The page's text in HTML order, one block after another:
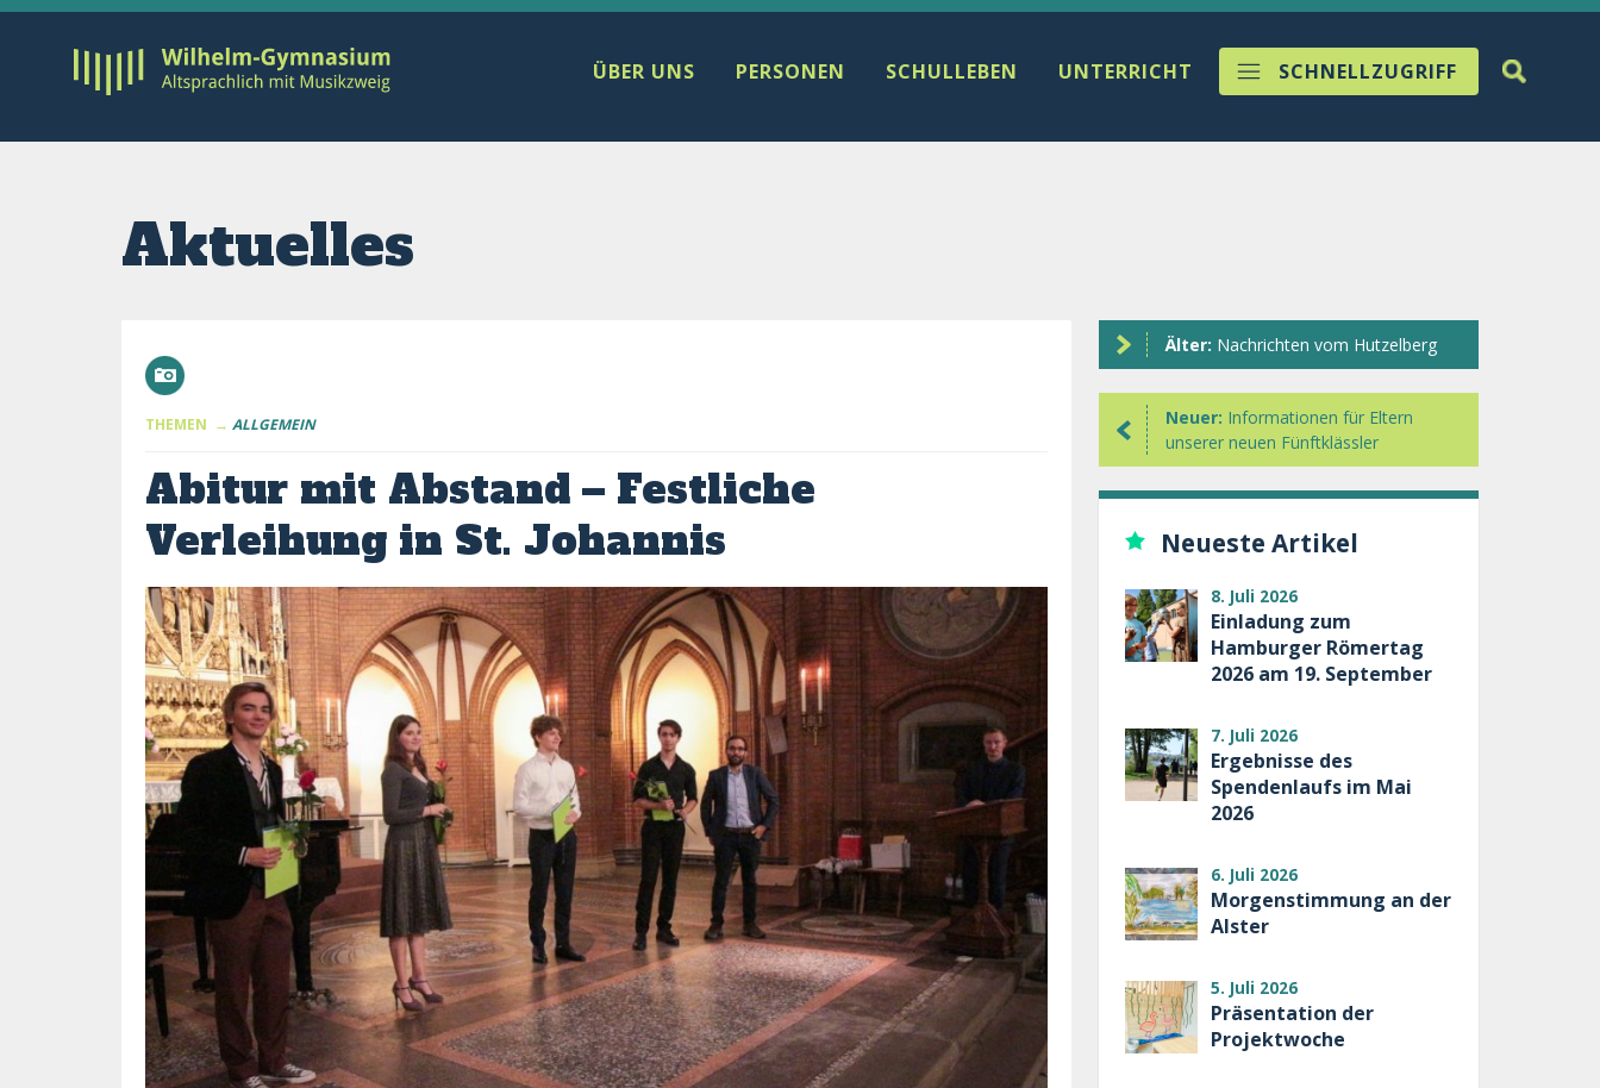
ÜBER UNS PERSONEN SCHULLEBEN UNTERRICHT SCHNELLZUGRIFF
Aktuelles
THEMEN → ALLGEMEIN
Abitur mit Abstand – Festliche
Verleihung in St. Johannis
Älter: Nachrichten vom Hutzelberg
Neuer: Informationen für Eltern
unserer neuen Fünftklässler
Neueste Artikel
8. Juli 2026
Einladung zum
Hamburger Römertag
2026 am 19. September
7. Juli 2026
Ergebnisse des
Spendenlaufs im Mai
2026
6. Juli 2026
Morgenstimmung an der
Alster
5. Juli 2026
Präsentation der
Projektwoche